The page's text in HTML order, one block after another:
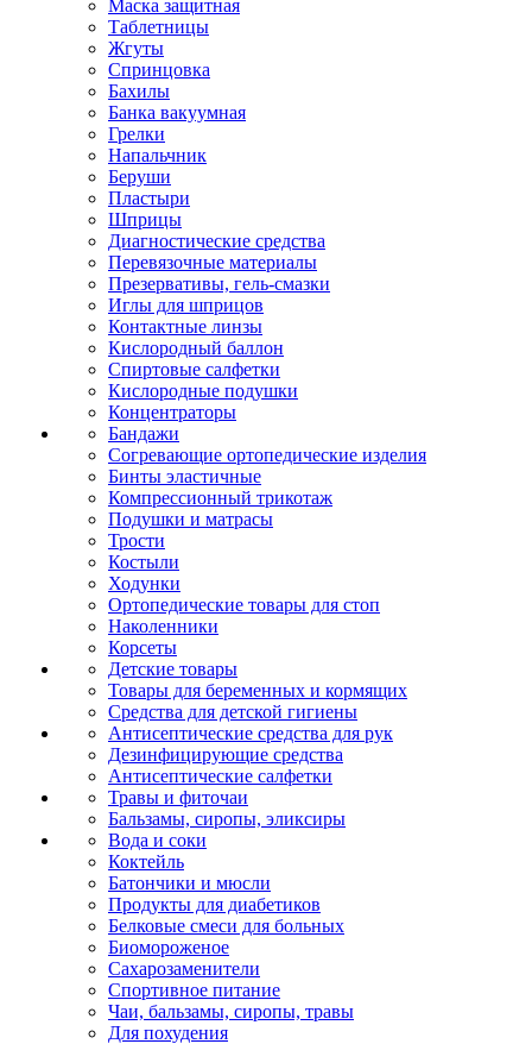
Маска защитная
Таблетницы
Жгуты
Спринцовка
Бахилы
Банка вакуумная
Грелки
Напальчник
Беруши
Пластыри
Шприцы
Диагностические средства
Перевязочные материалы
Презервативы, гель-смазки
Иглы для шприцов
Контактные линзы
Кислородный баллон
Спиртовые салфетки
Кислородные подушки
Концентраторы
Бандажи
Согревающие ортопедические изделия
Бинты эластичные
Компрессионный трикотаж
Подушки и матрасы
Трости
Костыли
Ходунки
Ортопедические товары для стоп
Наколенники
Корсеты
Детские товары
Товары для беременных и кормящих
Средства для детской гигиены
Антисептические средства для рук
Дезинфицирующие средства
Антисептические салфетки
Травы и фиточаи
Бальзамы, сиропы, эликсиры
Вода и соки
Коктейль
Батончики и мюсли
Продукты для диабетиков
Белковые смеси для больных
Биомороженое
Сахарозаменители
Спортивное питание
Чаи, бальзамы, сиропы, травы
Для похудения